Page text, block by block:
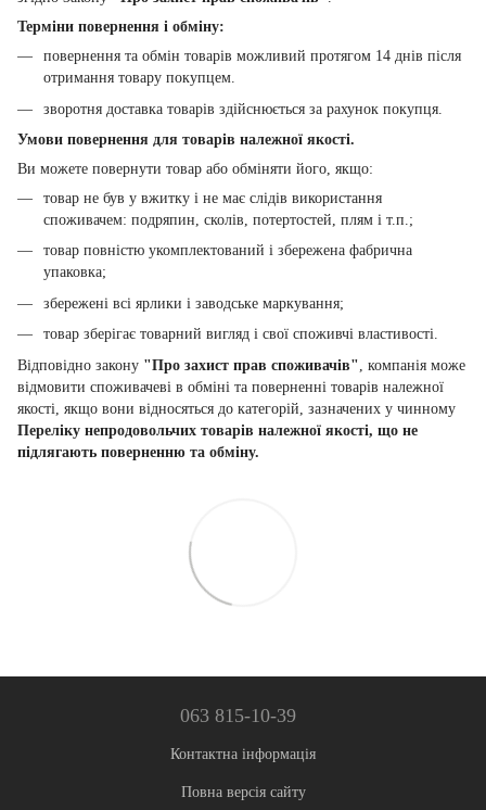
Терміни повернення і обміну:
повернення та обмін товарів можливий протягом 14 днів після
отримання товару покупцем.
зворотня доставка товарів здійснюється за рахунок покупця.
Умови повернення для товарів належної якості.
Ви можете повернути товар або обміняти його, якщо:
товар не був у вжитку і не має слідів використання
споживачем: подряпин, сколів, потертостей, плям і т.п.;
товар повністю укомплектований і збережена фабрична
упаковка;
збережені всі ярлики і заводське маркування;
товар зберігає товарний вигляд і свої споживчі властивості.
Відповідно закону "Про захист прав споживачів" , компанія може
відмовити споживачеві в обміні та поверненні товарів належної
якості, якщо вони відносяться до категорій, зазначених у чинному
Переліку непродовольчих товарів належної якості, що не
підлягають поверненню та обміну.
063 815-10-39
Контактна інформація
Повна версія сайту